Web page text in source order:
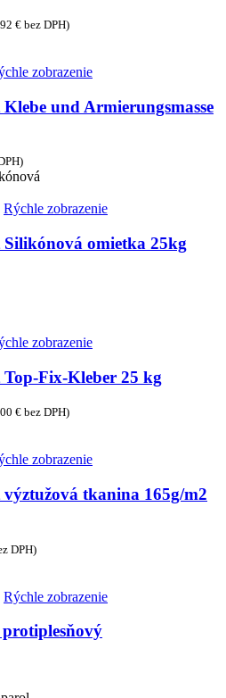
€ bez DPH)
zobrazenie
und Armierungsmasse
Rýchle zobrazenie
omietka 25kg
zobrazenie
Fix-Kleber 25 kg
€ bez DPH)
zobrazenie
tkanina 165g/m2
DPH)
Rýchle zobrazenie